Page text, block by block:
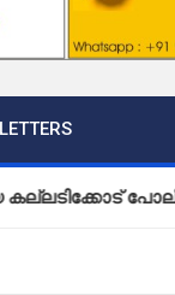
LETTERS
പോലീസ്